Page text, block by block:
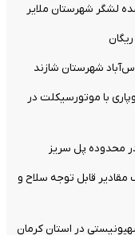
لشگر شهرستان ملایر
با موتورسیکلت در
قابل توجه سلاح و